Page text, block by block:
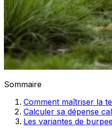
Sommaire
Comment maîtriser la
Calculer sa dépense
Les variantes de